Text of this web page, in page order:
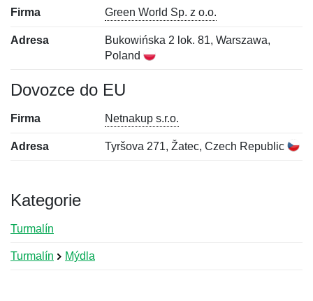
Firma Green World Sp. z o.o.
Adresa
Bukowińska 2 lok. 81, Warszawa,
Poland
Dovozce do EU
Firma Netnakup s.r.o.
Adresa Tyršova 271, Žatec, Czech Republic
Kategorie
Turmalín
Turmalín Mýdla